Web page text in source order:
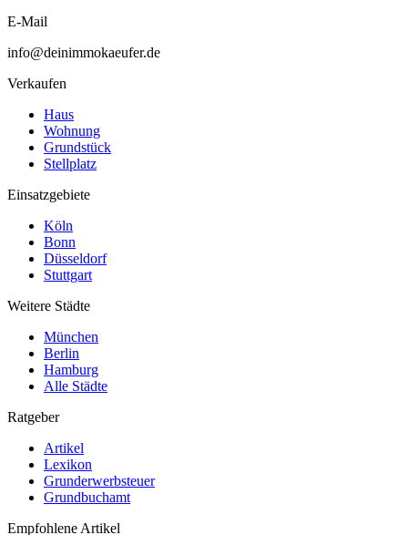
E-Mail
info@deinimmokaeufer.de
Verkaufen
Haus
Wohnung
Grundstück
Stellplatz
Einsatzgebiete
Köln
Bonn
Düsseldorf
Stuttgart
Weitere Städte
München
Berlin
Hamburg
Alle Städte
Ratgeber
Artikel
Lexikon
Grunderwerbsteuer
Grundbuchamt
Empfohlene Artikel